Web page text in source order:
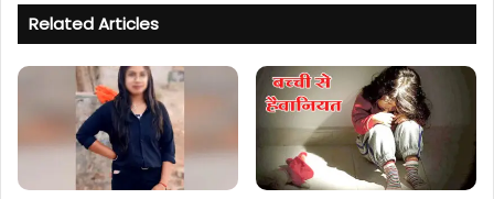
Related Articles